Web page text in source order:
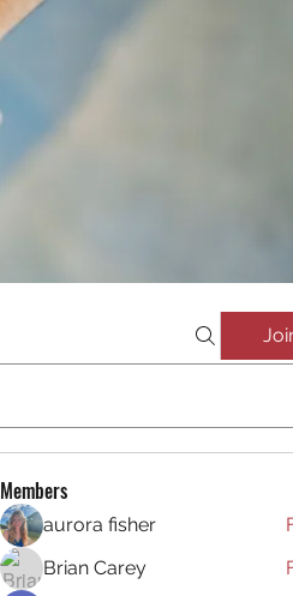
Members
aurora fisher
Brian Carey